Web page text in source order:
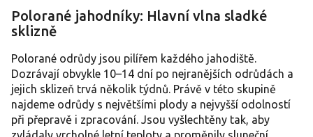
l
a
c
í
p
r
v
Polorané jahodníky: Hlavní vlna sladké
sklizně
Polorané odrůdy jsou pilířem každého jahodiště.
Dozrávají obvykle 10–14 dní po nejranějších odrůdách a
jejich sklizeň trvá několik týdnů. Právě v této skupině
najdeme odrůdy s největšími plody a nejvyšší odolností
při přepravě i zpracování. Jsou vyšlechtěny tak, aby